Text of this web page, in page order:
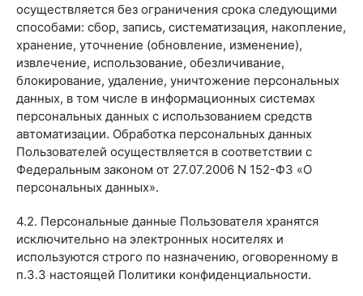
осуществляется без ограничения срока следующими
способами: сбор, запись, систематизация, накопление,
хранение, уточнение (обновление, изменение),
извлечение, использование, обезличивание,
блокирование, удаление, уничтожение персональных
данных, в том числе в информационных системах
персональных данных с использованием средств
автоматизации. Обработка персональных данных
Пользователей осуществляется в соответствии с
Федеральным законом от 27.07.2006 N 152-ФЗ «О
персональных данных».
4.2. Персональные данные Пользователя хранятся
исключительно на электронных носителях и
используются строго по назначению, оговоренному в
п.3.3 настоящей Политики конфиденциальности.